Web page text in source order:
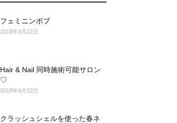
フェミニンボブ
2018年4月22日
Hair & Nail 同時施術可能サロン
♡
2018年4月22日
クラッシュシェルを使った春ネ